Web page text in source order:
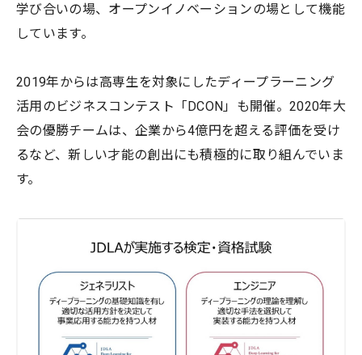
学び合いの場、オープンイノベーションの場として機能
しています。
2019年からは高専生を対象にしたディープラーニング
活用のビジネスコンテスト「DCON」も開催。2020年大
会の優勝チームは、企業から4億円を超える評価を受け
るなど、新しい才能の創出にも積極的に取り組んでいま
す。